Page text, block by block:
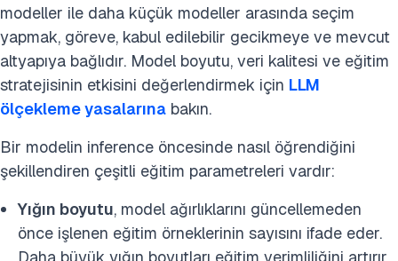
modeller ile daha küçük modeller arasında seçim
yapmak, göreve, kabul edilebilir gecikmeye ve mevcut
altyapıya bağlıdır. Model boyutu, veri kalitesi ve eğitim
stratejisinin etkisini değerlendirmek için LLM
ölçekleme yasalarına bakın.
Bir modelin inference öncesinde nasıl öğrendiğini
şekillendiren çeşitli eğitim parametreleri vardır:
Yığın boyutu, model ağırlıklarını güncellemeden
önce işlenen eğitim örneklerinin sayısını ifade eder.